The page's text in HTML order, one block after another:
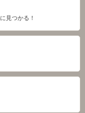
見つかる！